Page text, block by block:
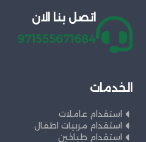
اتصل بنا الان
971555671684
الخدمات
استقدام عاملات
استقدام مربيات اطفال
استقدام طباخين